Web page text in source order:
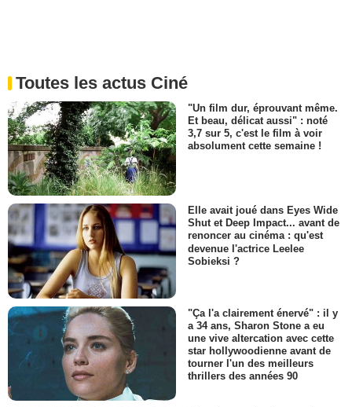
Toutes les actus Ciné
"Un film dur, éprouvant même.
Et beau, délicat aussi" : noté
3,7 sur 5, c'est le film à voir
absolument cette semaine !
Elle avait joué dans Eyes Wide
Shut et Deep Impact... avant de
renoncer au cinéma : qu'est
devenue l'actrice Leelee
Sobieksi ?
"Ça l'a clairement énervé" : il y
a 34 ans, Sharon Stone a eu
une vive altercation avec cette
star hollywoodienne avant de
tourner l'un des meilleurs
thrillers des années 90